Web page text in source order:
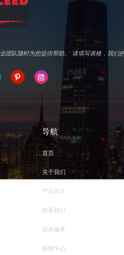
队随时为您提供帮助。 请填写表格，我们
导航
首页
关于我们
产品简介
联系我们
技术服务
新闻中心